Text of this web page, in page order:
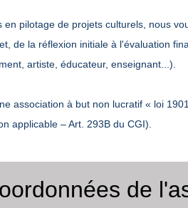
en pilotage de projets culturels, nous
de la réflexion initiale à l'évaluation
artiste, éducateur, enseignant...).
association à but non lucratif « loi
applicable – Art. 293B du CGI).
de